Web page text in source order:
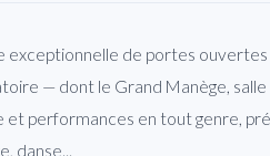
de portes
— dont le Grand Manège,
performances en tout genre,
danse...